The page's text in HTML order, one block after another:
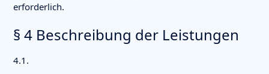
erforderlich.
§ 4 Beschreibung der Leistungen
4.1.